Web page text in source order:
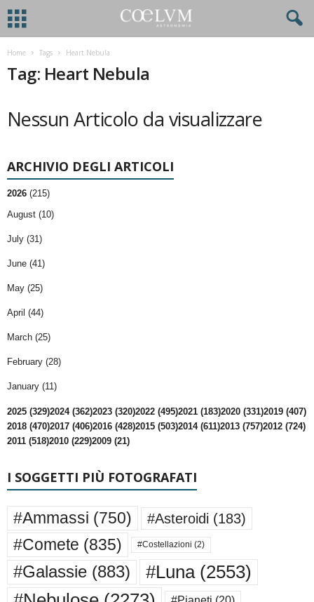
Home Tags Heart Nebula
Tag: Heart Nebula
Nessun Articolo da visualizzare
ARCHIVIO DEGLI ARTICOLI
2026 (215)
August (10)
July (31)
June (41)
May (25)
April (44)
March (25)
February (28)
January (11)
2025 (329)2024 (362)2023 (320)2022 (495)2021 (183)2020 (331)2019 (407)
2018 (470)2017 (406)2016 (428)2015 (503)2014 (611)2013 (757)2012 (724)
2011 (518)2010 (229)2009 (21)
I SOGGETTI PIÙ FOTOGRAFATI
#Ammassi (750) #Asteroidi (183)
#Comete (835) #Costellazioni (2)
#Galassie (883) #Luna(2553)